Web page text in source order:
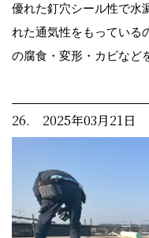
優れた釘穴シール性で水
れた通気性をもっている
の腐食・変形・カビなど
26. 2025年03月21日